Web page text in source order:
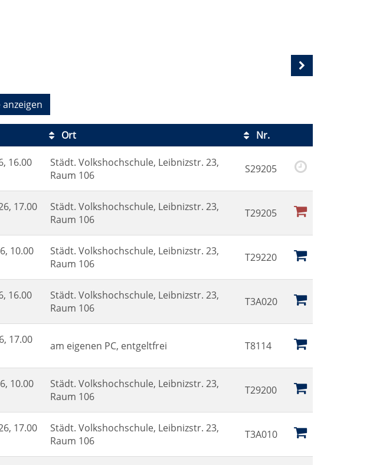
Ort
Nr.
Kursstatus
16.00
Städt. Volkshochschule, Leibnizstr. 23,
Raum 106
S29205
17.00
Städt. Volkshochschule, Leibnizstr. 23,
Raum 106
T29205
10.00
Städt. Volkshochschule, Leibnizstr. 23,
Raum 106
T29220
16.00
Städt. Volkshochschule, Leibnizstr. 23,
Raum 106
T3A020
17.00
am eigenen PC, entgeltfrei T8114
10.00
Städt. Volkshochschule, Leibnizstr. 23,
Raum 106
T29200
17.00
Städt. Volkshochschule, Leibnizstr. 23,
Raum 106
T3A010